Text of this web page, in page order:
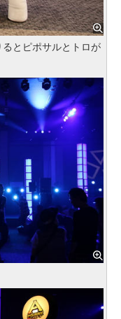
とピポサルとトロが